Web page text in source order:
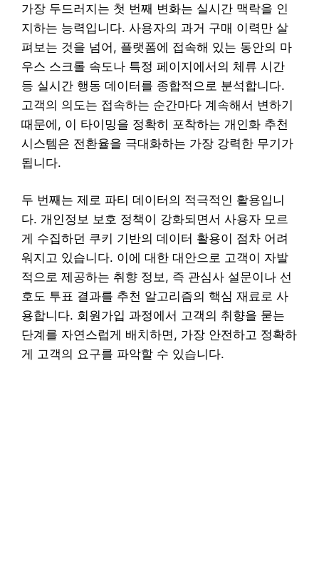
가장 두드러지는 첫 번째 변화는 실시간 맥락을 인
지하는 능력입니다. 사용자의 과거 구매 이력만 살
펴보는 것을 넘어, 플랫폼에 접속해 있는 동안의 마
우스 스크롤 속도나 특정 페이지에서의 체류 시간
등 실시간 행동 데이터를 종합적으로 분석합니다.
고객의 의도는 접속하는 순간마다 계속해서 변하기
때문에, 이 타이밍을 정확히 포착하는 개인화 추천
시스템은 전환율을 극대화하는 가장 강력한 무기가
됩니다.
두 번째는 제로 파티 데이터의 적극적인 활용입니
다. 개인정보 보호 정책이 강화되면서 사용자 모르
게 수집하던 쿠키 기반의 데이터 활용이 점차 어려
워지고 있습니다. 이에 대한 대안으로 고객이 자발
적으로 제공하는 취향 정보, 즉 관심사 설문이나 선
호도 투표 결과를 추천 알고리즘의 핵심 재료로 사
용합니다. 회원가입 과정에서 고객의 취향을 묻는
단계를 자연스럽게 배치하면, 가장 안전하고 정확하
게 고객의 요구를 파악할 수 있습니다.